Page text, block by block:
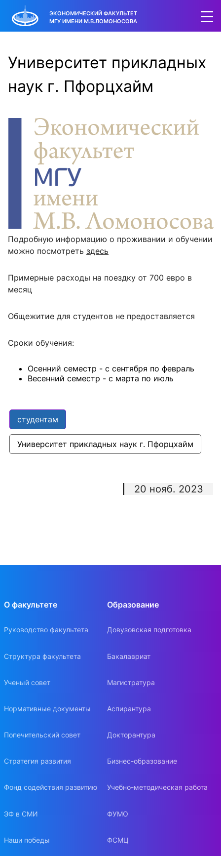
ЭКОНОМИЧЕСКИЙ ФАКУЛЬТЕТ
МГУ ИМЕНИ М.В.ЛОМОНОСОВА
Университет прикладных
наук г. Пфорцхайм
Подробную информацию о проживании и обучении
можно посмотреть здесь
Примерные расходы на поездку от 700 евро в
месяц
Общежитие для студентов не предоставляется
Сроки обучения:
Осенний семестр - с сентября по февраль
Весенний семестр - с марта по июль
студентам
Университет прикладных наук г. Пфорцхайм
20 нояб. 2023
О факультете
Руководство факультета
Структура факультета
Ученый совет
Нормативные документы
Попечительский совет
Стратегия развития
Фонд содействия развитию
ЭФ в СМИ
Наши победы
Образование
Довузовская подготовка
Бакалавриат
Магистратура
Аспирантура
Докторантура
Бизнес-образование
Учебно-методическая работа
ФУМО
ФСМЦ